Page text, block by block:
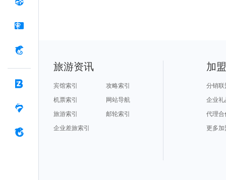
旅游资讯
宾馆索引
攻略索引
机票索引
网站导航
旅游索引
邮轮索引
企业差旅索引
加
分销联
企业礼
代理合
更多加